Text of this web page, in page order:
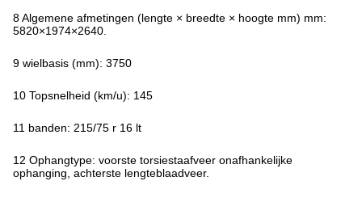
8 Algemene afmetingen (lengte × breedte × hoogte mm) mm:
5820×1974×2640.
9 wielbasis (mm): 3750
10 Topsnelheid (km/u): 145
11 banden: 215/75 r 16 lt
12 Ophangtype: voorste torsiestaafveer onafhankelijke
ophanging, achterste lengteblaadveer.